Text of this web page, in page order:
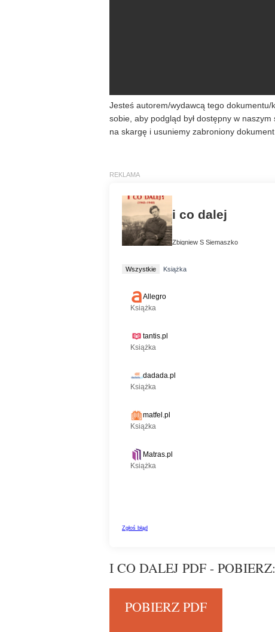
Jesteś autorem/wydawcą tego dokumentu/
sobie, aby podgląd był dostępny w
na skargę i usuniemy zabroniony
I CO DALEJ PDF - POBIERZ:
POBIERZ PDF